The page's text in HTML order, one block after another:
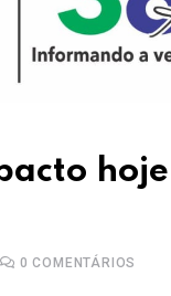
0 COMENTÁRIOS